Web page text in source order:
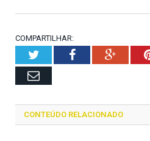
COMPARTILHAR:
TwitterFacebook
Email
CONTEÚDO RELACIONADO